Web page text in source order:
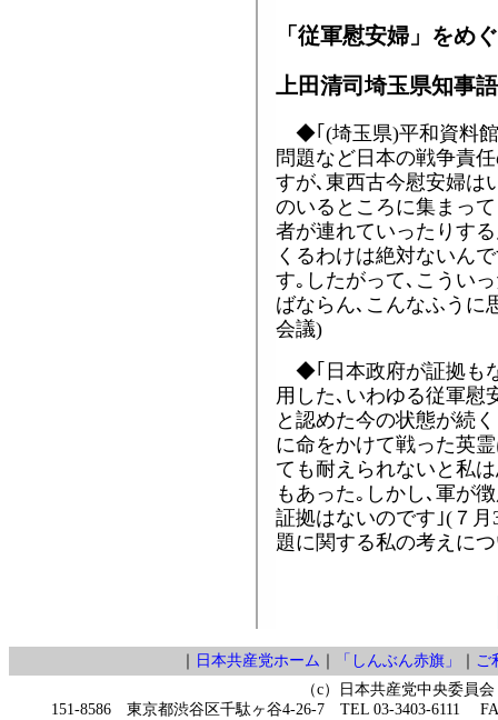
「従軍慰安婦」を
上田清司埼玉県知事
◆｢(埼玉県)平和資料館
問題など日本の戦争責
すが､東西古今慰安婦は
のいるところに集まっ
者が連れていったりす
くるわけは絶対ないん
す｡したがって､こうい
ばならん､こんなふうに
会議)
◆｢日本政府が証拠も
用した､いわゆる従軍慰
と認めた今の状態が続
に命をかけて戦った英
ても耐えられないと私
もあった｡しかし､軍が
証拠はないのです｣(７
題に関する私の考えに
日本共産党ホーム 「しんぶん赤旗」
ご
（c）日本共産党中央委員会
151-8586 東京都渋谷区千駄ヶ谷4-26-7 TEL 03-3403-6111